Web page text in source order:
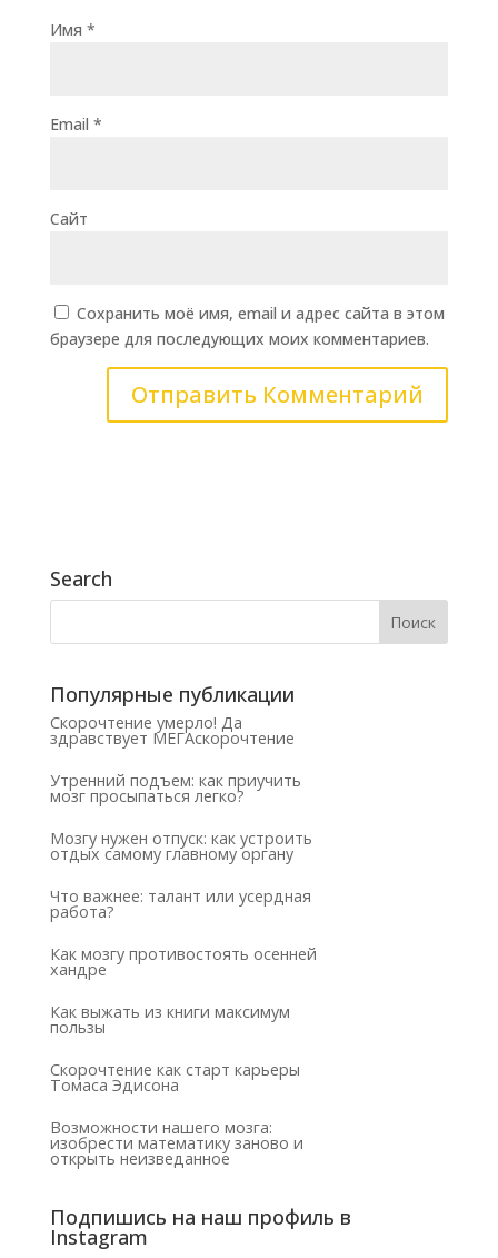
Имя *
Email *
Сайт
Сохранить моё имя, email и адрес сайта в этом
браузере для последующих моих комментариев.
Search
Популярные публикации
Скорочтение умерло! Да
здравствует МЕГАскорочтение
Утренний подъем: как приучить
мозг просыпаться легко?
Мозгу нужен отпуск: как устроить
отдых самому главному органу
Что важнее: талант или усердная
работа?
Как мозгу противостоять осенней
хандре
Как выжать из книги максимум
пользы
Скорочтение как старт карьеры
Томаса Эдисона
Возможности нашего мозга:
изобрести математику заново и
открыть неизведанное
Подпишись на наш профиль в
Instagram